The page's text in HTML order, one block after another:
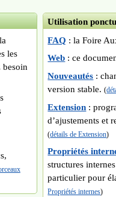
les
besoin
Utilisation
FAQ : la Foire
Web : ce
Nouveautés :
version stable.(
Extension :
d’ajustements et
(détails de Extension)
Propriétés
structures
particulier pour
Propriétés internes)